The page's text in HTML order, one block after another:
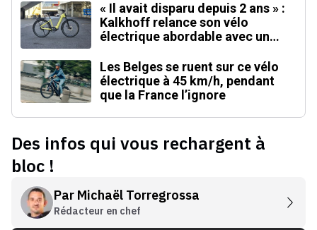
« Il avait disparu depuis 2 ans » :
Kalkhoff relance son vélo
électrique abordable avec un
Les Belges se ruent sur ce vélo
électrique à 45 km/h, pendant
que la France l’ignore
Des infos qui vous rechargent à
bloc !
Par Michaël Torregrossa
Rédacteur en chef